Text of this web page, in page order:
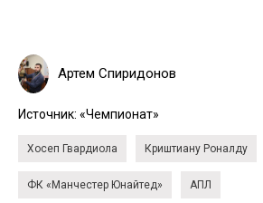
Артем Спиридонов
Источник: «Чемпионат»
Хосеп Гвардиола Криштиану Роналду
ФК «Манчестер Юнайтед» АПЛ